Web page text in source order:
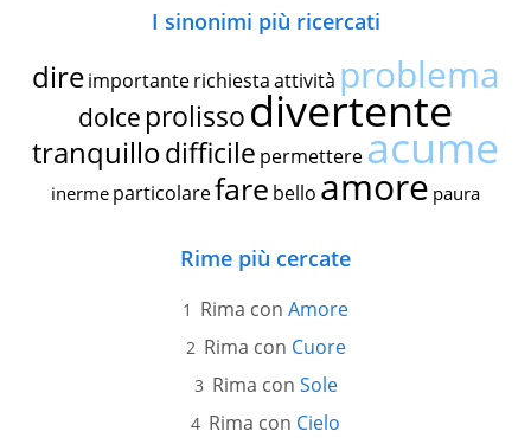
I sinonimi più ricercati
dire importante richiestaattività problema
dolce prolissodivertente
tranquillodifficile permettereacume
inerme particolarefare bello amore paura
Rime più cercate
Rima con Amore
Rima con Cuore
Rima con Sole
Rima con Cielo